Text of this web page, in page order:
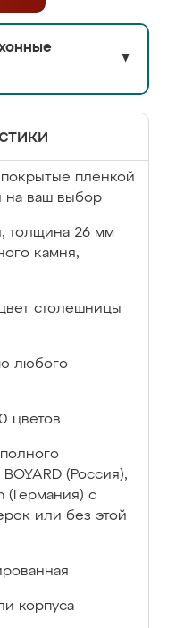
▼
плёнкой
на ваш выбор
толщина 26 мм
камня,
столешницы
любого
цветов
(Россия),
(Германия) с
или без этой
корпуса